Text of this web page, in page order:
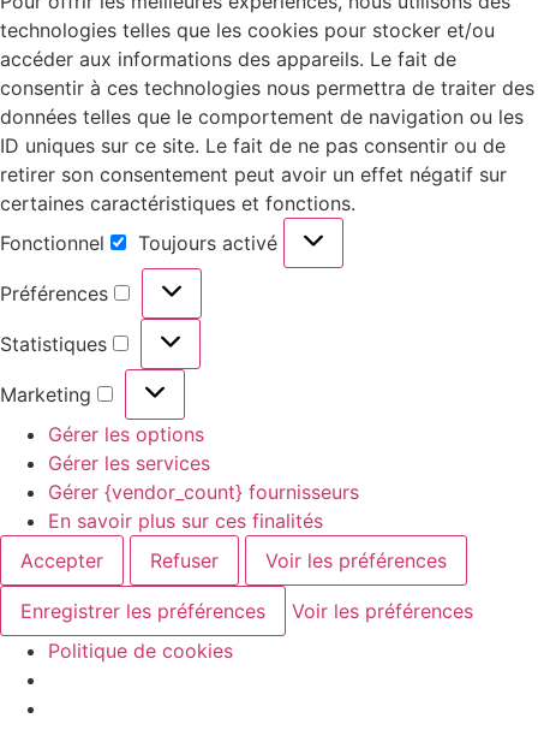
technologies telles que les cookies pour stocker et/ou
accéder aux informations des appareils. Le fait de
consentir à ces technologies nous permettra de traiter des
données telles que le comportement de navigation ou les
ID uniques sur ce site. Le fait de ne pas consentir ou de
retirer son consentement peut avoir un effet négatif sur
certaines caractéristiques et fonctions.
Fonctionnel
Toujours activé
Préférences
Statistiques
Marketing
Gérer les options
Gérer les services
Gérer {vendor_count} fournisseurs
En savoir plus sur ces finalités
Accepter
Refuser Voir les préférences
Enregistrer les préférences
Voir les préférences
Politique de cookies